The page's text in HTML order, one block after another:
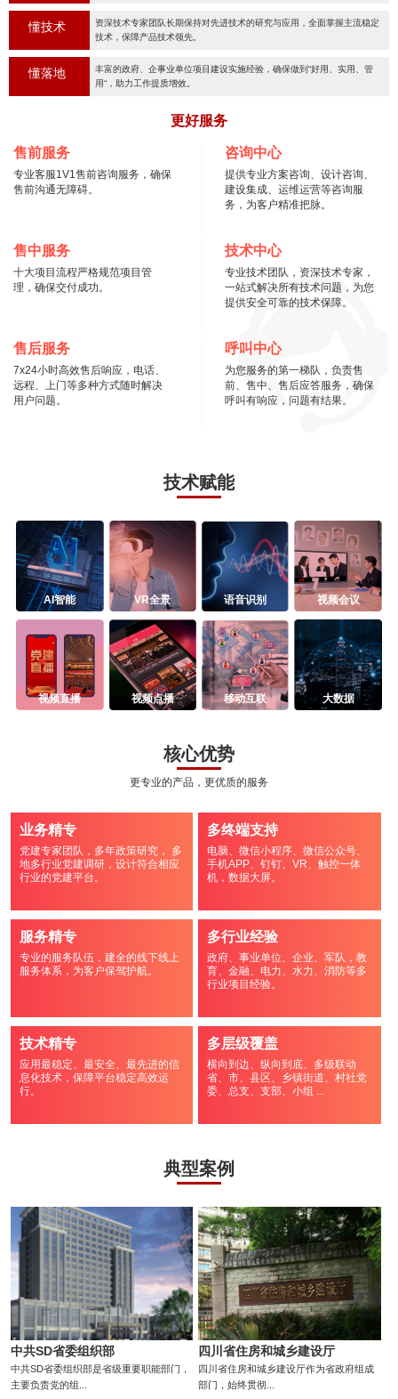
懂技术
资深技术专家团队长期保持对先进技术的研究与应用，全面掌握主流稳定
技术，保障产品技术领先。
懂落地
丰富的政府、企事业单位项目建设实施经验，确保做到“好用、实用、管
用“，助力工作提质增效。
更好服务
售前服务
专业客服1V1售前咨询服务，确保
售前沟通无障碍。
咨询中心
提供专业方案咨询、设计咨询、
建设集成、运维运营等咨询服
务，为客户精准把脉。
售中服务
十大项目流程严格规范项目管
理，确保交付成功。
技术中心
专业技术团队，资深技术专家，
一站式解决所有技术问题，为您
提供安全可靠的技术保障。
售后服务
7x24小时高效售后响应，电话、
远程、上门等多种方式随时解决
用户问题。
呼叫中心
为您服务的第一梯队，负责售
前、售中、售后应答服务，确保
呼叫有响应，问题有结果。
技术赋能
AI智能 VR全景 语音识别 视频会议
视频直播 视频点播 移动互联 大数据
核心优势
更专业的产品，更优质的服务
业务精专
党建专家团队，多年政策研究， 多
地多行业党建调研，设计符合相应
行业的党建平台。
多终端支持
电脑、微信小程序、微信公众号、
手机APP、钉钉、VR、触控一体
机，数据大屏。
服务精专
专业的服务队伍，建全的线下线上
服务体系，为客户保驾护航。
多行业经验
政府、事业单位、企业、军队，教
育、金融、电力、水力、消防等多
行业项目经验。
技术精专
应用最稳定、最安全、最先进的信
息化技术，保障平台稳定高效运
行。
多层级覆盖
横向到边、纵向到底、多级联动
省、市、县区、乡镇街道、村社党
委、总支、支部、小组 ...
典型案例
中共SD省委组织部
中共SD省委组织部是省级重要职能部门，
主要负责党的组...
四川省住房和城乡建设厅
四川省住房和城乡建设厅作为省政府组成
部门，始终贯彻...